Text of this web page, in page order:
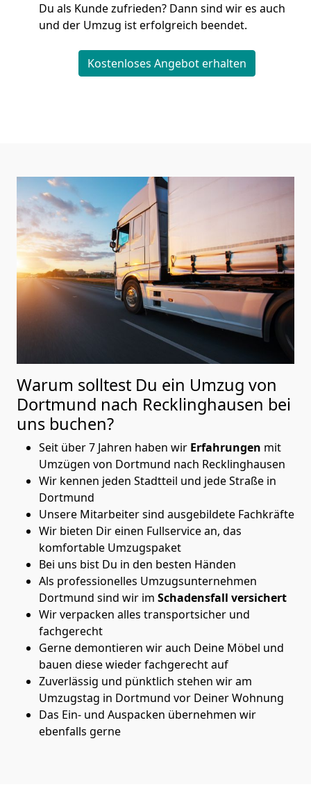
Du als Kunde zufrieden? Dann sind wir es auch
und der Umzug ist erfolgreich beendet.
Kostenloses Angebot erhalten
Warum solltest Du ein Umzug von
Dortmund nach Recklinghausen bei
uns buchen?
Seit über 7 Jahren haben wir Erfahrungen mit
Umzügen von Dortmund nach Recklinghausen
Wir kennen jeden Stadtteil und jede Straße in
Dortmund
Unsere Mitarbeiter sind ausgebildete Fachkräfte
Wir bieten Dir einen Fullservice an, das
komfortable Umzugspaket
Bei uns bist Du in den besten Händen
Als professionelles Umzugsunternehmen
Dortmund sind wir im Schadensfall versichert
Wir verpacken alles transportsicher und
fachgerecht
Gerne demontieren wir auch Deine Möbel und
bauen diese wieder fachgerecht auf
Zuverlässig und pünktlich stehen wir am
Umzugstag in Dortmund vor Deiner Wohnung
Das Ein- und Auspacken übernehmen wir
ebenfalls gerne